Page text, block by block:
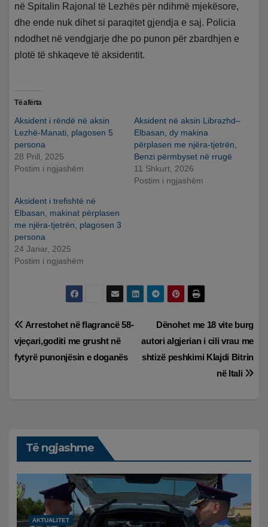
në Spitalin Rajonal të Lezhës për ndihmë mjekësore,
dhe ende nuk dihet si paraqitet gjendja e saj. Policia
ndodhet në vendgjarje dhe po punon për zbardhjen e
plotë të shkaqeve të aksidentit.
Të afërta
Aksident i rëndë në aksin
Lezhë-Manati, plagosen 5
persona
28 Prill, 2025
Postim i ngjashëm
Aksident në aksin Librazhd–
Elbasan, dy makina
përplasen me njëra-tjetrën,
Benzi përmbyset në rrugë
11 Shkurt, 2026
Postim i ngjashëm
Aksident i trefishtë në
Elbasan, makinat përplasen
me njëra-tjetrën, plagosen 3
persona
24 Janar, 2025
Postim i ngjashëm
Lëvizje
te
Dënohet me 18 vite burg
autori algjerian i cili vrau me
shtizë peshkimi Klajdi Bitrin
në Itali
Arrestohet në flagrancë 58-
vjeçari,goditi me grusht në
fytyrë punonjësin e doganës
Të ngjashme
AKTUALITET